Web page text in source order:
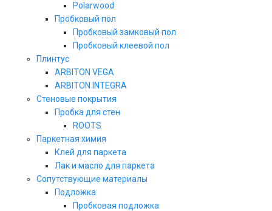
Polarwood
Пробковый пол
Пробковый замковый пол
Пробковый клеевой пол
Плинтус
ARBITON VEGA
ARBITON INTEGRA
Стеновые покрытия
Пробка для стен
ROOTS
Паркетная химия
Клей для паркета
Лак и масло для паркета
Сопутствующие материалы
Подложка
Пробковая подложка